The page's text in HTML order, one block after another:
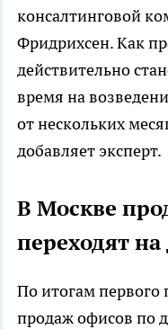
консалтинговой
Фридрихсен. Как
действительно
время на
от нескольких
добавляет эксперт.
В Москве
переходят
По итогам первого
продаж офисов по